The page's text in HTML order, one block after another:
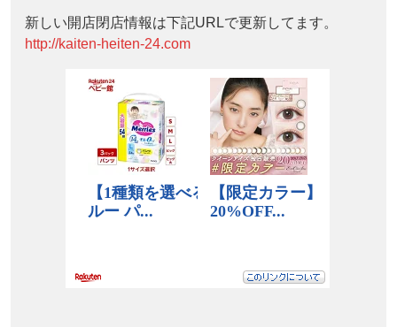
新しい開店閉店情報は下記URLで更新してます。
http://kaiten-heiten-24.com